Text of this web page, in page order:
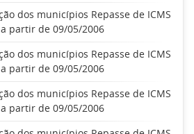
dos municípios Repasse de ICMS
a partir de 09/05/2006
dos municípios Repasse de ICMS
a partir de 09/05/2006
dos municípios Repasse de ICMS
a partir de 09/05/2006